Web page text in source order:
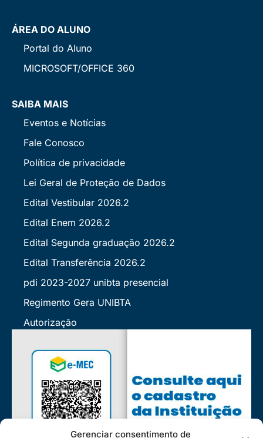
Gerenciar consentimento de
ÁREA DO ALUNO
Portal do Aluno
MICROSOFT/OFFICE 360
SAIBA MAIS
Eventos e Notícias
Fale Conosco
Política de privacidade
Lei Geral de Proteção de Dados
Edital Vestibular 2026.2
Edital Enem 2026.2
Edital Segunda graduação 2026.2
Edital Transferência 2026.2
pdi 2023-2027 unibta presencial
Regimento Gera UNIBTA
Autorização